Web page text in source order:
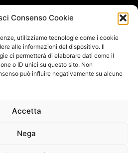
Consenso Cookie
utilizziamo tecnologie come i cookie
alle informazioni del dispositivo. Il
ci permetterà di elaborare dati come il
o ID unici su questo sito. Non
può influire negativamente su alcune
Accetta
Nega
CAP 64027 Sant’Omero (TE) ITALY
RIMANERE AGGIORNATO?
Iscriviti alla newsletter
SEGUICI SUI NOSTRI SOCIAL